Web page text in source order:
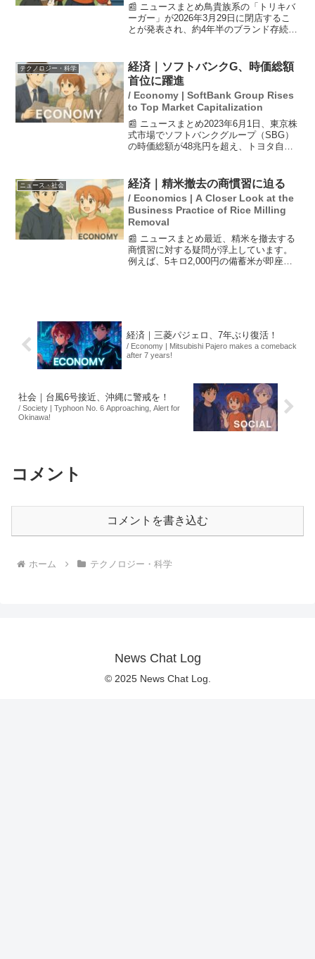
📰 ニュースまとめ鳥貴族系の「トリキバ
ーガー」が2026年3月29日に閉店するこ
とが発表され、約4年半のブランド存続に
ィグループが運営していた唯一の店舗
で、公式Xアカウン...
テクノロジー・科学
経済｜ソフトバンクG、時価総額
首位に躍進
/ Economy | SoftBank Group Rises
to Top Market Capitalization
📰 ニュースまとめ2023年6月1日、東京株
式市場でソフトバンクグループ（SBG）
の時価総額が48兆円を超え、トヨタ自動
関連事業への積極的な投資を行った結果
であり、2...
ニュース・社会 経済｜精米撤去の商慣習に迫る
/ Economics | A Closer Look at the
Business Practice of Rice Milling
Removal
📰 ニュースまとめ最近、精米を撤去する
商慣習に対する疑問が浮上しています。
例えば、5キロ2,000円の備蓄米が即座に
経済｜三菱パジェロ、7年ぶり復活！
/ Economy | Mitsubishi Pajero makes a comeback
after 7 years!
社会｜台風6号接近、沖縄に警戒を！
/ Society | Typhoon No. 6 Approaching, Alert for
Okinawa!
コメント
コメントを書き込む
ホーム テクノロジー・科学
News Chat Log
© 2025 News Chat Log.